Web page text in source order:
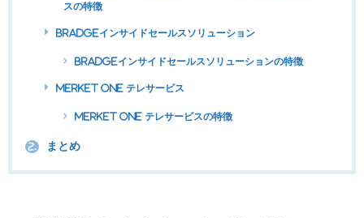
スの特徴
BRADGEインサイドセールスソリューション
BRADGEインサイドセールスソリューションの特徴
MERKET ONE テレサービス
MERKET ONE テレサービスの特徴
2. まとめ